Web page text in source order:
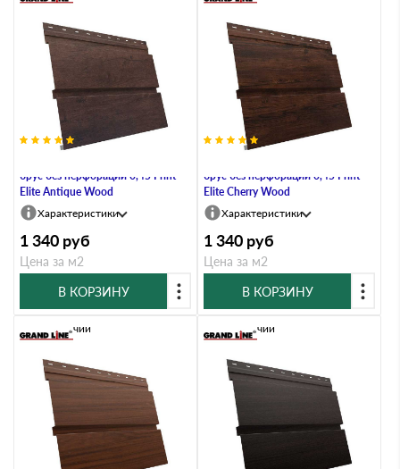
брус без перфорации 0,45 Print
Elite Antique Wood
Характеристики
1 340 руб
Цена за м2
В КОРЗИНУ
брус без перфорации 0,45 Print
Elite Cherry Wood
Характеристики
1 340 руб
Цена за м2
В КОРЗИНУ
В наличии В наличии